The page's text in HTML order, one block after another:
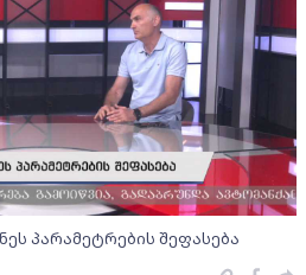
პარამეტრების შეფასება